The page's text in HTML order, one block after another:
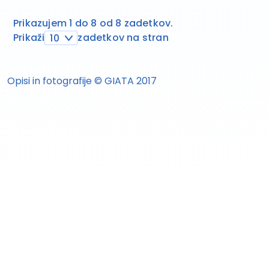
Prikazujem 1 do 8 od 8 zadetkov.
Prikaži 10 zadetkov na stran
Opisi in fotografije © GIATA 2017